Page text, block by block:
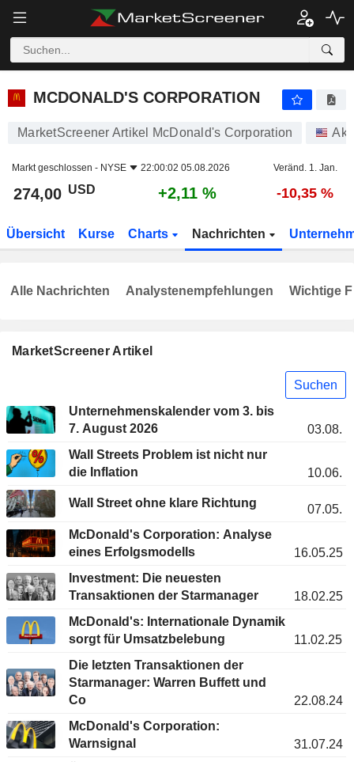
MCDONALD'S CORPORATION
MarketScreener Artikel McDonald's Corporation
Markt geschlossen - NYSE 22:00:02 05.08.2026 Veränd. 1. Jan.
274,00 USD +2,11 % -10,35 %
Übersicht Kurse Charts Nachrichten
MarketScreener Artikel
Suchen
Unternehmenskalender vom 3. bis
7. August 2026
03.08.
Wall Streets Problem ist nicht nur
die Inflation
10.06.
Wall Street ohne klare Richtung
07.05.
McDonald's Corporation: Analyse
eines Erfolgsmodells
16.05.25
Investment: Die neuesten
Transaktionen der Starmanager
18.02.25
McDonald's: Internationale Dynamik
sorgt für Umsatzbelebung
11.02.25
Die letzten Transaktionen der
Starmanager: Warren Buffett und
Co
22.08.24
McDonald's Corporation:
Warnsignal
31.07.24
Alle Nachrichten Analystenempfehlungen Wichtige